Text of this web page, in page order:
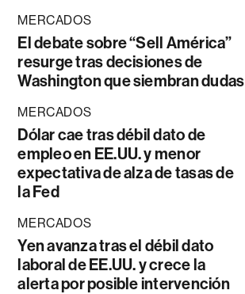
MERCADOS
El debate sobre “Sell América”
resurge tras decisiones de
Washington que siembran dudas
MERCADOS
Dólar cae tras débil dato de
empleo en EE.UU. y menor
expectativa de alza de tasas de
la Fed
MERCADOS
Yen avanza tras el débil dato
laboral de EE.UU. y crece la
alerta por posible intervención